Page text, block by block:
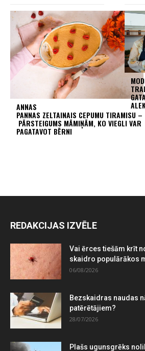
ANNAS
PANNAS ZELTAINAIS CEPUMU TIRAMISU –
PĀRSTEIGUMS MĀMIŅĀM, KO VIEGLI VAR
PAGATAVOT BĒRNI
REDAKCIJAS IZVĒLE
Vai ērces tiešām krīt
skaidro populārākos
06/08/2026
Bezskaidras naudas
patērētājiem?
28/07/2026
Plašs ugunsgrēks